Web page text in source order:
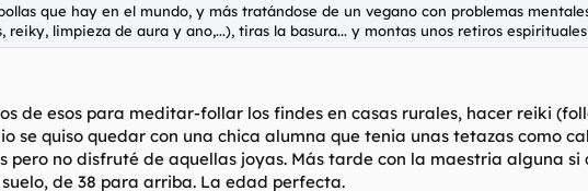
que hay en el mundo, y más tratándose de un vegano con problemas
reiky, limpieza de aura y ano,...), tiras la basura... y montas unos retiros
de esos para meditar-follar los findes en casas rurales, hacer reiki
se quiso quedar con una chica alumna que tenia unas tetazas como
pero no disfruté de aquellas joyas. Más tarde con la maestria alguna si
de 38 para arriba. La edad perfecta.